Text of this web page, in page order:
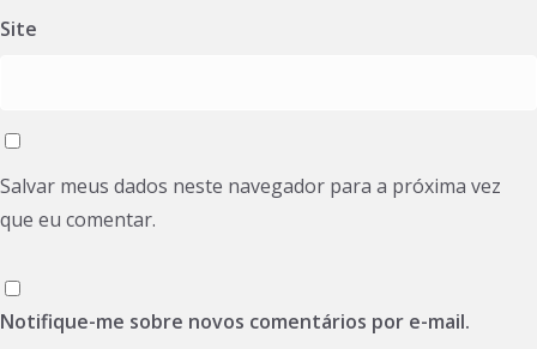
Site
Salvar meus dados neste navegador para a próxima vez
que eu comentar.
Notifique-me sobre novos comentários por e-mail.